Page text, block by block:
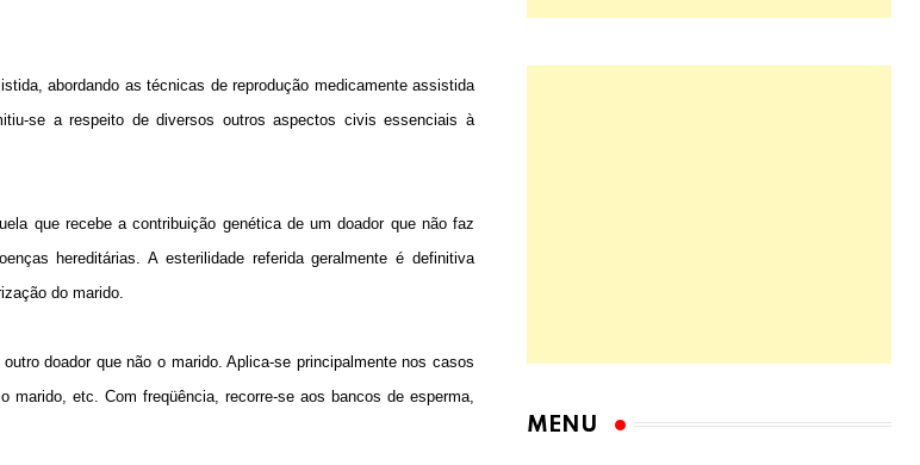
abordando as técnicas de reprodução medicamente assistida
se a respeito de diversos outros aspectos civis essenciais à
que recebe a contribuição genética de um doador que não faz
hereditárias. A esterilidade referida geralmente é definitiva
do marido.
doador que não o marido. Aplica-se principalmente nos casos
etc. Com freqüência, recorre-se aos bancos de esperma,
MENU